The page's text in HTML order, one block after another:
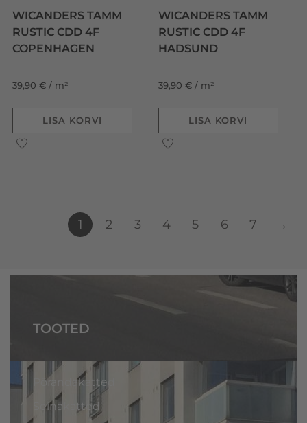
WICANDERS TAMM
RUSTIC CDD 4F
COPENHAGEN
39,90 € / m²
LISA KORVI
WICANDERS TAMM
RUSTIC CDD 4F
HADSUND
39,90 € / m²
LISA KORVI
1 2 3 4 5 6 7 →
TOOTED
Põrandakatted
Seinakatted